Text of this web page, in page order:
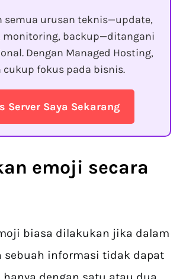
semua urusan teknis—update,
monitoring, backup—ditangani
Dengan Managed Hosting,
cukup fokus pada bisnis.
Server Saya Sekarang
emoji secara
biasa dilakukan jika dalam
sebuah informasi tidak dapat